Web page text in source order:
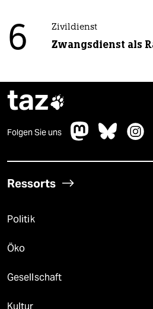
6 Zivildienst
Zwangsdienst als
taz
Folgen Sie uns
Ressorts
Politik
Öko
Gesellschaft
Kultur